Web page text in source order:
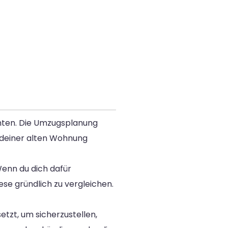
Die Umzugsplanung
alten Wohnung
du dich dafür
gründlich zu vergleichen.
um sicherzustellen,